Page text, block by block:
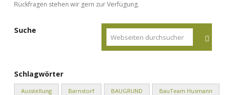
Rückfragen stehen wir gern zur Verfügung.
Suche
Schlagwörter
Ausstellung Barnstorf BAUGRUND BauTeam Husmann